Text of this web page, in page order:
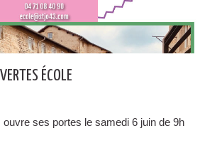
ÉCOLE
ses portes le samedi 6 juin de 9h